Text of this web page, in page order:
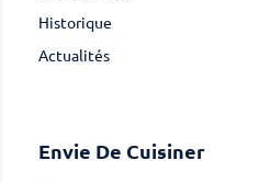
Historique
Actualités
Envie De Cuisiner